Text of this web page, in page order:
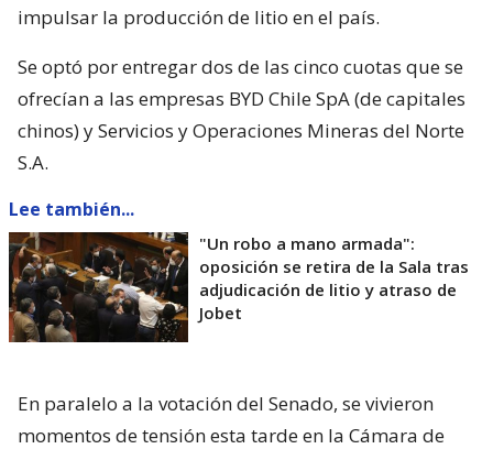
impulsar la producción de litio en el país.
Se optó por entregar dos de las cinco cuotas que se
ofrecían a las empresas BYD Chile SpA (de capitales
chinos) y Servicios y Operaciones Mineras del Norte
S.A.
Lee también...
"Un robo a mano armada":
oposición se retira de la Sala tras
adjudicación de litio y atraso de
Jobet
En paralelo a la votación del Senado, se vivieron
momentos de tensión esta tarde en la Cámara de